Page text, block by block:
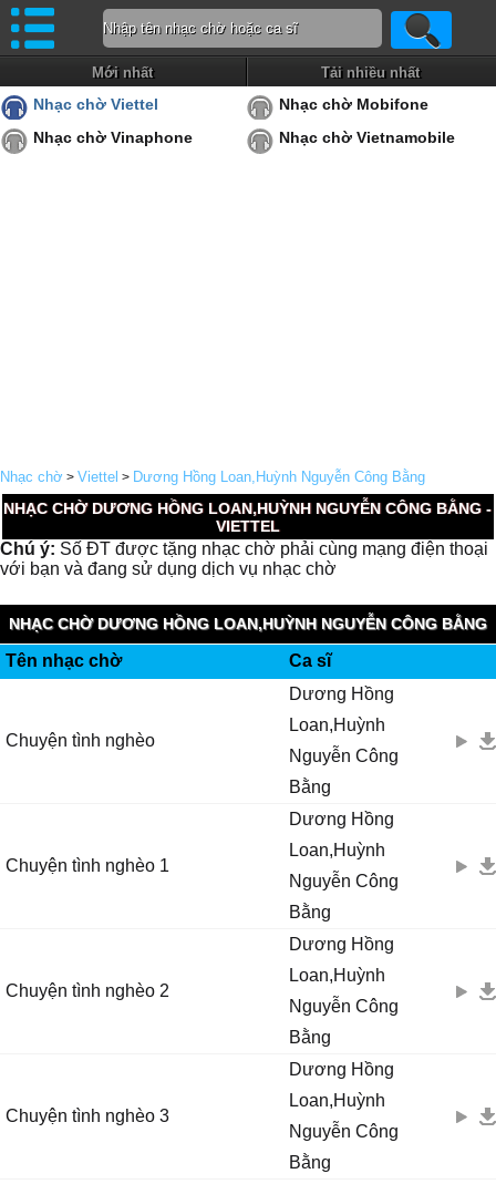
Mới nhất Tải nhiều nhất
Nhạc chờ Viettel
Nhạc chờ Mobifone
Nhạc chờ Vinaphone
Nhạc chờ Vietnamobile
Nhạc chờ > Viettel > Dương Hồng Loan,Huỳnh Nguyễn Công Bằng
NHẠC CHỜ DƯƠNG HỒNG LOAN,HUỲNH NGUYỄN CÔNG BẰNG -
VIETTEL
Chú ý: Số ĐT được tặng nhạc chờ phải cùng mạng điện thoại
với bạn và đang sử dụng dịch vụ nhạc chờ
NHẠC CHỜ DƯƠNG HỒNG LOAN,HUỲNH NGUYỄN CÔNG BẰNG
(VIETTEL IMUZIK)
Tên nhạc chờ Ca sĩ
Chuyện tình nghèo
Dương Hồng
Loan,Huỳnh
Nguyễn Công
Bằng
Chuyện tình nghèo 1
Dương Hồng
Loan,Huỳnh
Nguyễn Công
Bằng
Chuyện tình nghèo 2
Dương Hồng
Loan,Huỳnh
Nguyễn Công
Bằng
Chuyện tình nghèo 3
Dương Hồng
Loan,Huỳnh
Nguyễn Công
Bằng